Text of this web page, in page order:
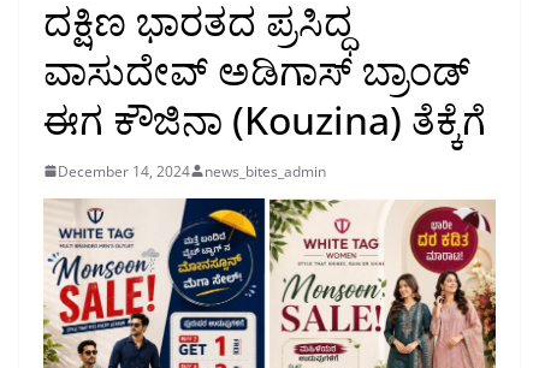
ದಕ್ಷಿಣ ಭಾರತದ ಪ್ರಸಿದ್ಧ
ವಾಸುದೇವ್ ಅಡಿಗಾಸ್ ಬ್ರಾಂಡ್
ಈಗ ಕೌಜಿನಾ (Kouzina) ತೆಕ್ಕೆಗೆ
December 14, 2024 news_bites_admin